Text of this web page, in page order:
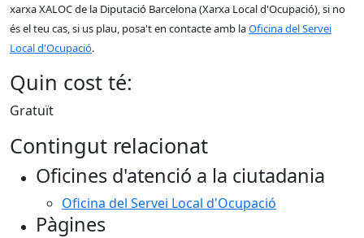
xarxa XALOC de la Diputació Barcelona (Xarxa Local d'Ocupació), si no
és el teu cas, si us plau, posa't en contacte amb laOficina del Servei
Local d'Ocupació.
Quin cost té:
Gratuït
Contingut relacionat
Oficines d'atenció a la ciutadania
Oficina del Servei Local d'Ocupació
Pàgines